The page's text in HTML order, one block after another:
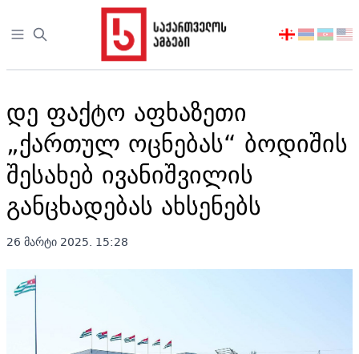
Open sidebar
აირჩიეთ
დე ფაქტო აფხაზეთი
„ქართულ ოცნებას“ ბოდიშის
შესახებ ივანიშვილის
განცხადებას ახსენებს
26 მარტი 2025. 15:28